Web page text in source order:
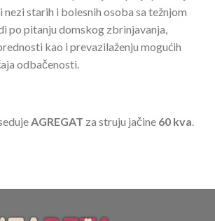
nezi starih i bolesnih osoba sa težnjom
po pitanju domskog zbrinjavanja,
kao i prevazilaženju mogućih
odbačenosti.
AGREGAT za struju jačine 60 kva.